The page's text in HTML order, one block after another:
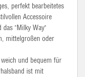
perfekt bearbeitetes
Accessoire
"Milky Way"
mittelgroßen oder
und bequem für
ist mit